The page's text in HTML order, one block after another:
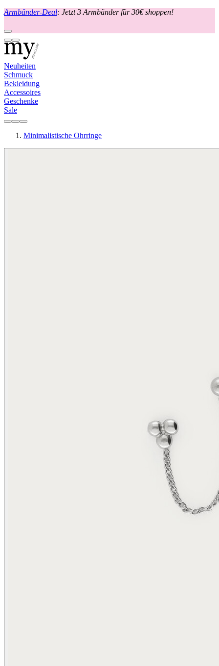
Armbänder-Deal: Jetzt 3 Armbänder für 30€ shoppen!
Neuheiten
Schmuck
Bekleidung
Accessoires
Geschenke
Sale
Minimalistische Ohrringe